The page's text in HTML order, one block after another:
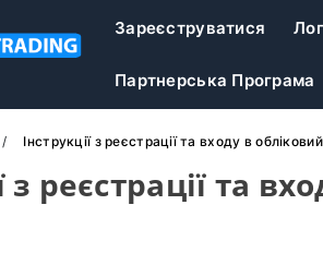
Зареєструватися
Партнерська Програма
Інструкції з реєстрації та входу в
з реєстрації та